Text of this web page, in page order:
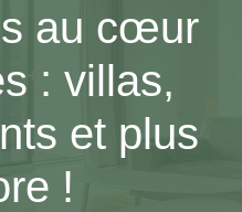
au cœur
: villas,
et plus
!